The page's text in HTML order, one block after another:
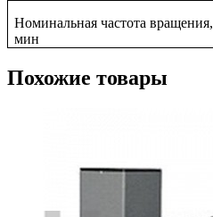
Номинальная частота вращения,
мин
Похожие товары